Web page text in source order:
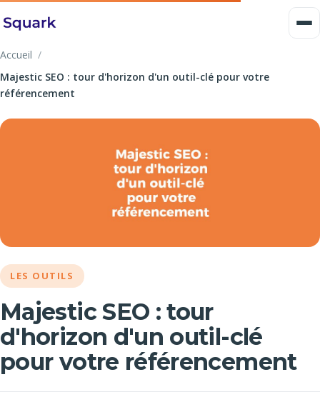
Accueil
Majestic SEO : tour d'horizon d'un outil-clé pour votre
référencement
LES OUTILS
Majestic SEO : tour
d'horizon d'un outil-clé
pour votre référencement